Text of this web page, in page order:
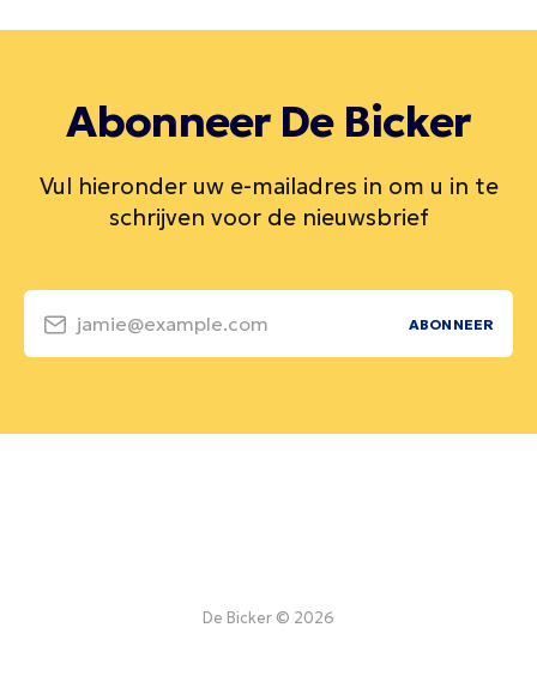
Abonneer De Bicker
Vul hieronder uw e-mailadres in om u in te
schrijven voor de nieuwsbrief
jamie@example.com ABONNEER
De Bicker © 2026